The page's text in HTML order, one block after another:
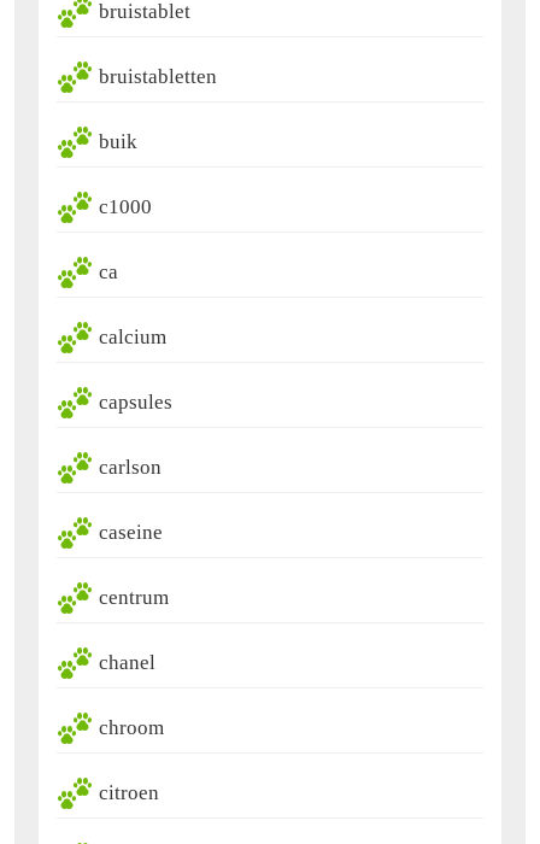
bruistablet
bruistabletten
buik
c1000
ca
calcium
capsules
carlson
caseine
centrum
chanel
chroom
citroen